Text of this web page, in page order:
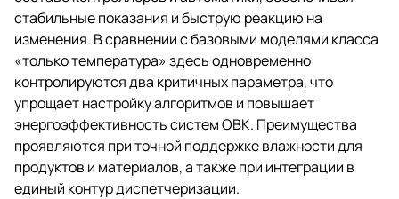
стабильные показания и быструю реакцию на
изменения. В сравнении с базовыми моделями класса
«только температура» здесь одновременно
контролируются два критичных параметра, что
упрощает настройку алгоритмов и повышает
энергоэффективность систем ОВК. Преимущества
проявляются при точной поддержке влажности для
продуктов и материалов, а также при интеграции в
единый контур диспетчеризации.